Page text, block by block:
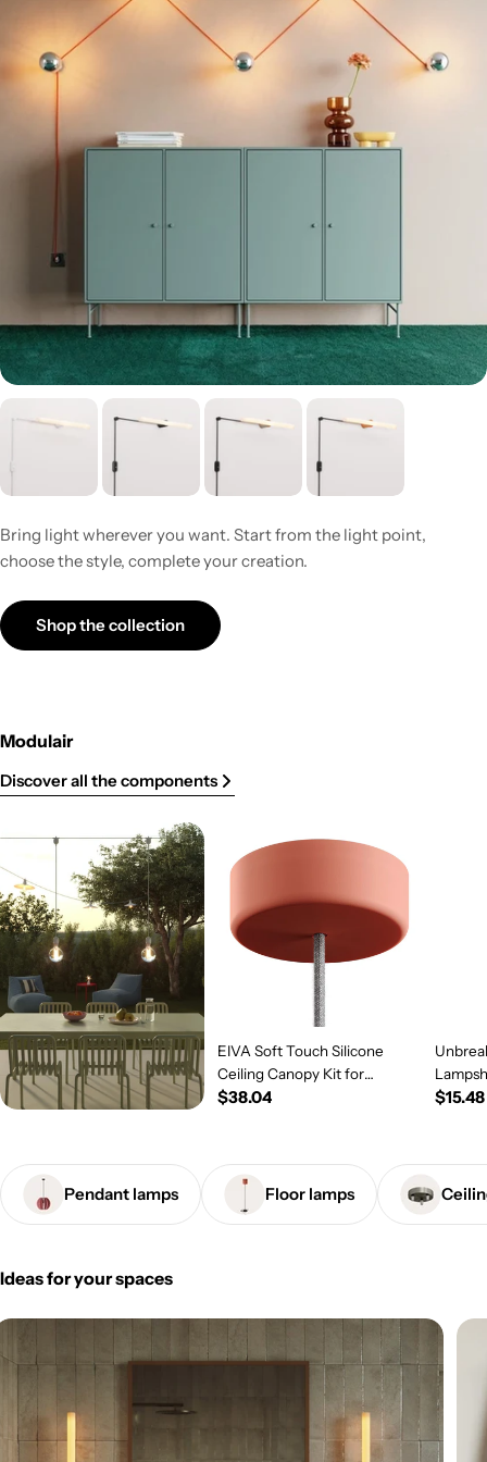
Bring light wherever you want. Start from the light point,
choose the style, complete your creation.
Shop the collection
Modulair
Discover all the components
EIVA Soft Touch Silicone
Ceiling Canopy Kit for
Outdoor IP65 - Modulair
Regular
$38.04 $15.48
Pendant lamps Floor lamps
Ideas for your spaces